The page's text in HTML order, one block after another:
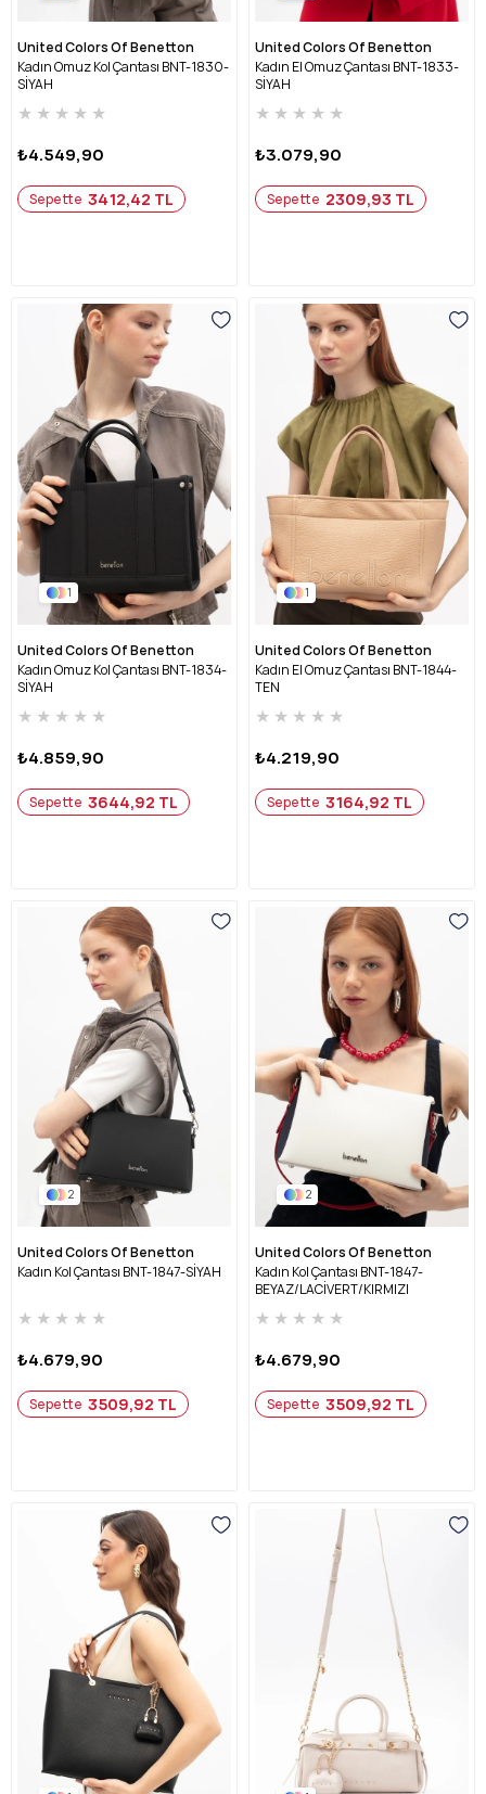
United Colors Of Benetton
Kadın Omuz Kol Çantası BNT-1830-
SİYAH
★ ★ ★ ★ ★
₺4.549,90
Sepette 3412,42 TL
United Colors Of Benetton
Kadın El Omuz Çantası BNT-1833-
SİYAH
★ ★ ★ ★ ★
₺3.079,90
Sepette 2309,93 TL
1
United Colors Of Benetton
Kadın Omuz Kol Çantası BNT-1834-
SİYAH
★ ★ ★ ★ ★
₺4.859,90
Sepette 3644,92 TL
1
United Colors Of Benetton
Kadın El Omuz Çantası BNT-1844-
TEN
★ ★ ★ ★ ★
₺4.219,90
Sepette 3164,92 TL
2
United Colors Of Benetton
Kadın Kol Çantası BNT-1847-SİYAH
★ ★ ★ ★ ★
₺4.679,90
Sepette 3509,92 TL
2
United Colors Of Benetton
Kadın Kol Çantası BNT-1847-
BEYAZ/LACİVERT/KIRMIZI
★ ★ ★ ★ ★
₺4.679,90
Sepette 3509,92 TL